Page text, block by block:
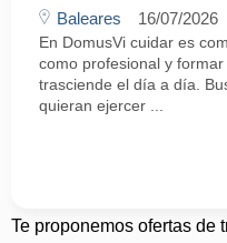
Baleares 16/07/2026
En DomusVi cuidar es
como profesional y
trasciende el día a día.
quieran ejercer ...
Te proponemos ofertas de